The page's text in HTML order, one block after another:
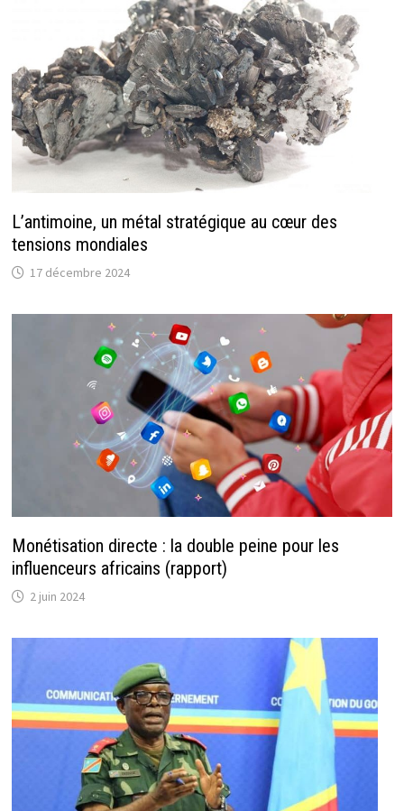
L’antimoine, un métal stratégique au cœur des
tensions mondiales
17 décembre 2024
Monétisation directe : la double peine pour les
influenceurs africains (rapport)
2 juin 2024